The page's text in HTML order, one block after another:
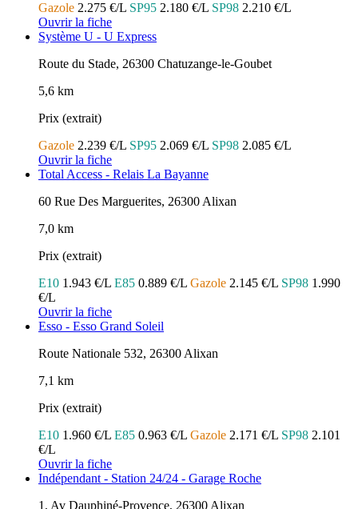
Gazole 2.275 €/L SP95 2.180 €/L SP98 2.210 €/L
Ouvrir la fiche
Système U - U Express
Route du Stade, 26300 Chatuzange-le-Goubet
5,6 km
Prix (extrait)
Gazole 2.239 €/L SP95 2.069 €/L SP98 2.085 €/L
Ouvrir la fiche
Total Access - Relais La Bayanne
60 Rue Des Marguerites, 26300 Alixan
7,0 km
Prix (extrait)
E10 1.943 €/L E85 0.889 €/L Gazole 2.145 €/L SP98 1.990
€/L
Ouvrir la fiche
Esso - Esso Grand Soleil
Route Nationale 532, 26300 Alixan
7,1 km
Prix (extrait)
E10 1.960 €/L E85 0.963 €/L Gazole 2.171 €/L SP98 2.101
€/L
Ouvrir la fiche
Indépendant - Station 24/24 - Garage Roche
1, Av Dauphiné-Provence, 26300 Alixan